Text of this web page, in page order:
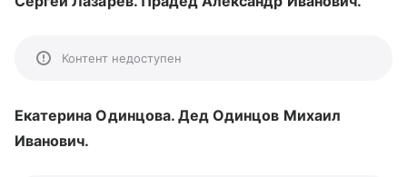
Контент недоступен
Екатерина Одинцова. Дед Одинцов Михаил
Иванович.